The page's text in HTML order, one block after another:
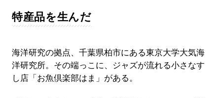
特産品を生んだ
海洋研究の拠点、千葉県柏市にある東京大学大気海
洋研究所。その端っこに、ジャズが流れる小さなす
し店「お魚倶楽部はま」がある。